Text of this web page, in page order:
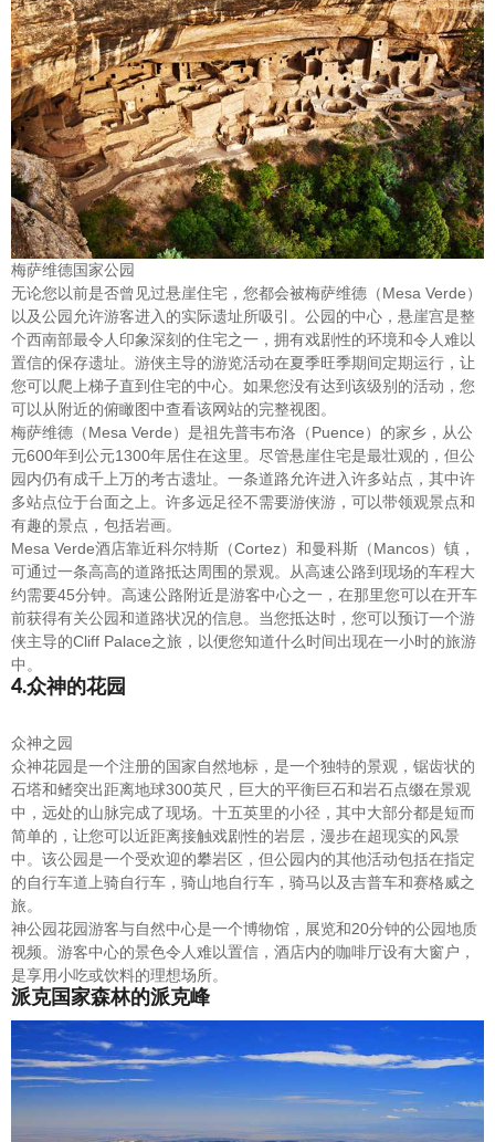
梅萨维德国家公园
无论您以前是否曾见过悬崖住宅，您都会被梅萨维德（Mesa Verde）
以及公园允许游客进入的实际遗址所吸引。公园的中心，悬崖宫是整
个西南部最令人印象深刻的住宅之一，拥有戏剧性的环境和令人难以
置信的保存遗址。游侠主导的游览活动在夏季旺季期间定期运行，让
您可以爬上梯子直到住宅的中心。如果您没有达到该级别的活动，您
可以从附近的俯瞰图中查看该网站的完整视图。
梅萨维德（Mesa Verde）是祖先普韦布洛（Puence）的家乡，从公
元600年到公元1300年居住在这里。尽管悬崖住宅是最壮观的，但公
园内仍有成千上万的考古遗址。一条道路允许进入许多站点，其中许
多站点位于台面之上。许多远足径不需要游侠游，可以带领观景点和
有趣的景点，包括岩画。
Mesa Verde酒店靠近科尔特斯（Cortez）和曼科斯（Mancos）镇，
可通过一条高高的道路抵达周围的景观。从高速公路到现场的车程大
约需要45分钟。高速公路附近是游客中心之一，在那里您可以在开车
前获得有关公园和道路状况的信息。当您抵达时，您可以预订一个游
侠主导的Cliff Palace之旅，以便您知道什么时间出现在一小时的旅游
中。
4.众神的花园
众神之园
众神花园是一个注册的国家自然地标，是一个独特的景观，锯齿状的
石塔和鳍突出距离地球300英尺，巨大的平衡巨石和岩石点缀在景观
中，远处的山脉完成了现场。十五英里的小径，其中大部分都是短而
简单的，让您可以近距离接触戏剧性的岩层，漫步在超现实的风景
中。该公园是一个受欢迎的攀岩区，但公园内的其他活动包括在指定
的自行车道上骑自行车，骑山地自行车，骑马以及吉普车和赛格威之
旅。
神公园花园游客与自然中心是一个博物馆，展览和20分钟的公园地质
视频。游客中心的景色令人难以置信，酒店内的咖啡厅设有大窗户，
是享用小吃或饮料的理想场所。
派克国家森林的派克峰